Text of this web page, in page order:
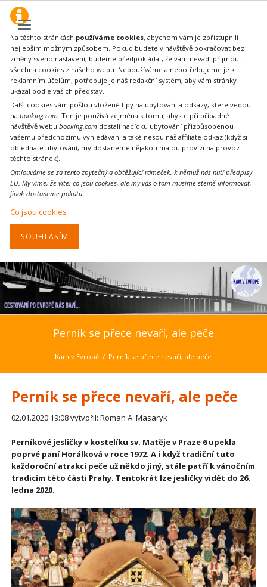
Na těchto stránkách používáme cookies, abychom vám je zpřístupnili
nejlepším možným způsobem. Pokud budete v návštěvě pokračovat bez
změny svého nastavení, budeme předpokládat, že vám nevadí přijmout
všechna cookies z našeho webu. Nepoužíváme a nepotřebujeme je k
reklamním účelům; potřebuje je náš redakční systém, aby vám stránky
ukázal podle vašich představ.
Další cookies vám pošlou vložené tipy na ubytování a odkazy, které vedou
nabooking.com . Ten je používá zejména k tomu, abyste při případné
návštěvě webubooking.com dostali nabídku ubytování přizpůsobenou
vašemu předchozímu vyhledávání a také nesou náš affiliate odkaz (když si
objednáte ubytování, my dostaneme nějakou malou provizi na provoz
těchto stránek).
Omlouváme se za tento zbytečný a obtěžující rámeček, k němuž nás nutí předpisy
EU. My víme, že víte, co jsou cookies, ale my vás o tom musíme stejně informovat,
jinak dostaneme pokutu...
Co jsou cookies
SOUHLASÍM
Perník se přece nevaří, ale peče
Kam v Evropě Perník se přece nevaří, ale peče
Perník se přece nevaří, ale peče
02.01.2020 19:08vytvořil: Roman A. Masaryk
Perníkové jesličky v kostelíku sv. Matěje v Praze 6 upekla
poprvé paní Horálková v roce 1972. A i když tradiční tuto
každoroční atrakci peče už někdo jiný, stále patří k vánočním
tradicím této části Prahy. Tentokrát lze jesličky vidět do 26.
ledna 2020.